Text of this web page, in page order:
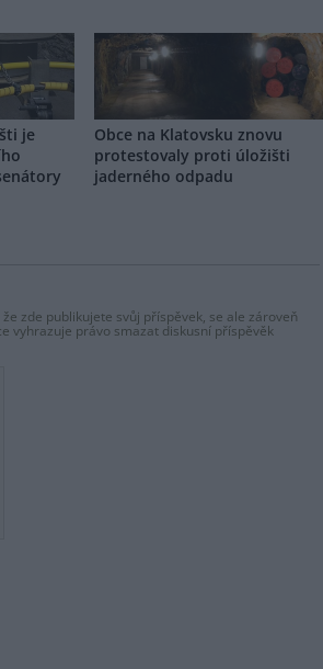
je
Obce na Klatovsku znovu
protestovaly proti úložišti
jaderného odpadu
zde publikujete svůj příspěvek, se ale zároveň
vyhrazuje právo smazat diskusní příspěvěk